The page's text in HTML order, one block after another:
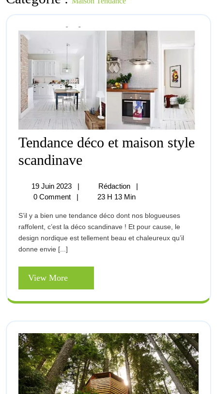
Tendance déco et maison style
scandinave
Maison
Scandinave
19 Juin 2023
19
Juin
| Rédaction
Tendance
Déco
Maison
Style
Scandinave
|
0 Comment
| 23 H 13 Min
S’il y a bien une tendance déco dont nos blogueuses
raffolent, c’est la déco scandinave ! Et pour cause, le
design nordique est tellement beau et chaleureux qu’il
donne envie [...]
View More
More